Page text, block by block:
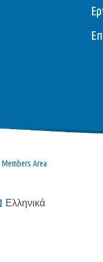
Members Area
Ελληνικά